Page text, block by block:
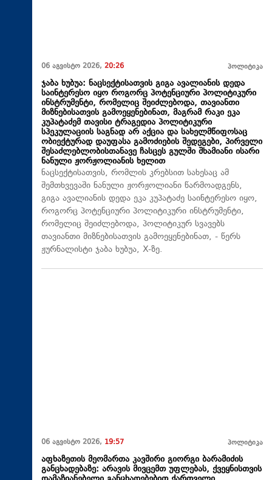
06 აგვისტო 2026, 20:26 პოლიტიკა
ჯაბა ხუბუა: ნაცსექტისათვის გიგა ავალიანის დედა
საინტერესო იყო როგორც პოტენციური პოლიტიკური
ინსტრუმენტი, რომელიც შეიძლებოდა, თავიანთი
მიზნებისათვის გამოეყენებინათ, მაგრამ რაკი ეკა
კუპატაძემ თავისი ტრაგედია პოლიტიკური
სპეკულაციის საგნად არ აქცია და სახელმწიფოსაც
ობიექტურად დაუფასა გამოძიების შედეგები, პირველი
შესაძლებლობისთანავე ჩასცეს გულში შხამიანი ისარი
ნანული ჟორჟოლიანის ხელით
ნაცსექტისათვის, რომლის კრებსით სახესაც ამ
შემთხვევაში ნანული ჟორჟოლიანი წარმოადგენს,
გიგა ავალიანის დედა ეკა კუპატაძე საინტერესო იყო,
როგორც პოტენციური პოლიტიკური ინსტრუმენტი,
რომელიც შეიძლებოდა, პოლიტიკურ სვავებს
თავიანთი მიზნებისათვის გამოეყენებინათ, - წერს
ჟურნალისტი ჯაბა ხუბუა, X-ზე.
06 აგვისტო 2026, 19:57 პოლიტიკა
აფხაზეთის მეომართა კავშირი გიორგი ბარამიძის
განცხადებაზე: არავის მივცემთ უფლებას, ქვეყნისთვის